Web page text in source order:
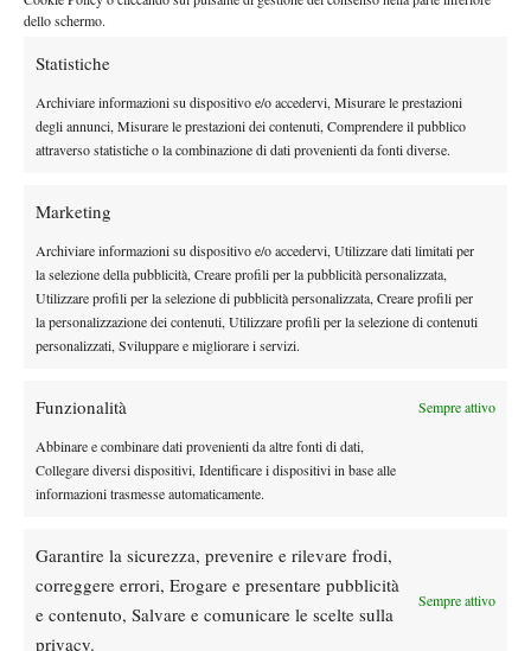
dello schermo.
Statistiche
Archiviare informazioni su dispositivo e/o accedervi, Misurare le prestazioni
degli annunci, Misurare le prestazioni dei contenuti, Comprendere il pubblico
attraverso statistiche o la combinazione di dati provenienti da fonti diverse.
Marketing
Archiviare informazioni su dispositivo e/o accedervi, Utilizzare dati limitati per
la selezione della pubblicità, Creare profili per la pubblicità personalizzata,
Utilizzare profili per la selezione di pubblicità personalizzata, Creare profili per
la personalizzazione dei contenuti, Utilizzare profili per la selezione di contenuti
personalizzati, Sviluppare e migliorare i servizi.
Funzionalità Sempre attivo
Abbinare e combinare dati provenienti da altre fonti di dati,
Collegare diversi dispositivi, Identificare i dispositivi in base alle
informazioni trasmesse automaticamente.
Garantire la sicurezza, prevenire e rilevare frodi,
correggere errori, Erogare e presentare pubblicità
e contenuto, Salvare e comunicare le scelte sulla
privacy.
Sempre attivo
ha avuto la meglio sulla svizzeraYlena In-Albonper 6-2 4-6 6-
Giovedì a Tolentino spazio agli ultimi incontri di secondo turno:
dalle 12 il match traTatiana Pierie l’olandeseArantxa Rus
seguito dalle sfideSherif-GorgodzeeOliynykova-Semenistaja
In serata, non prima delle 20, chiuderà il programma il confronto
del doppio. Ingresso gratuito.
TAGGED:Tennis Tolentino
DI TENDENZA
Masters 1000 Montreal 2026: programma,
orario e ordine di gioco venerdì 7 agosto.
Arnaldi apre sul Centrale